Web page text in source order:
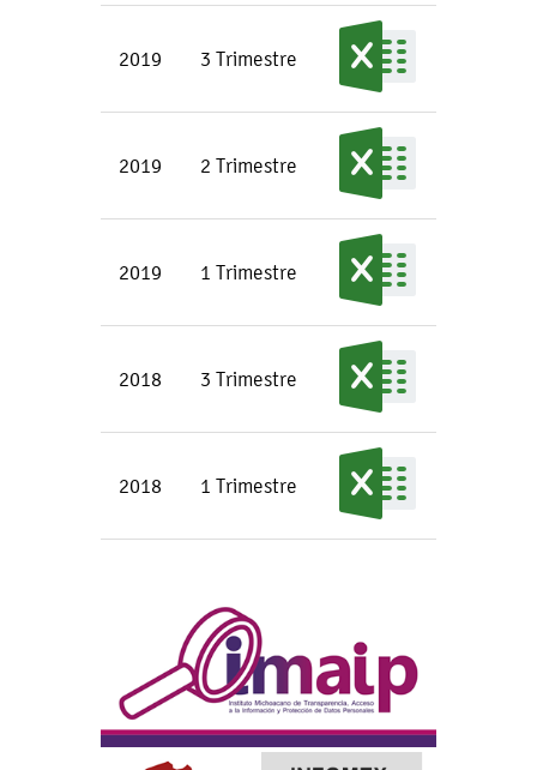
2019 3 Trimestre
2019 2 Trimestre
2019 1 Trimestre
2018 3 Trimestre
2018 1 Trimestre